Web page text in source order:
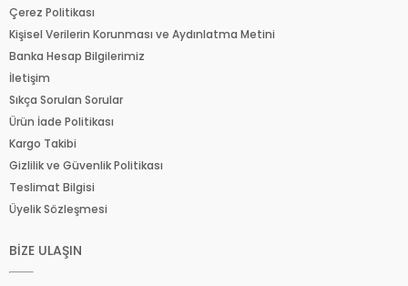
Çerez Politikası
Kişisel Verilerin Korunması ve Aydınlatma Metini
Banka Hesap Bilgilerimiz
İletişim
Sıkça Sorulan Sorular
Ürün İade Politikası
Kargo Takibi
Gizlilik ve Güvenlik Politikası
Teslimat Bilgisi
Üyelik Sözleşmesi
BİZE ULAŞIN